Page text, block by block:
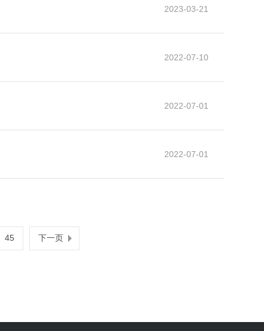
2023-03-21
2022-07-10
2022-07-01
2022-07-01
45 下一页